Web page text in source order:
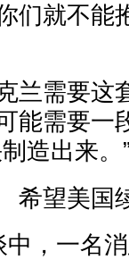
们就不能
兰需要这
能需要一
造出来
希望美国
，一名